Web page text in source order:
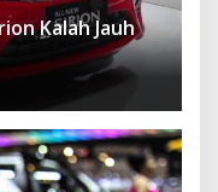
Kalah Jauh